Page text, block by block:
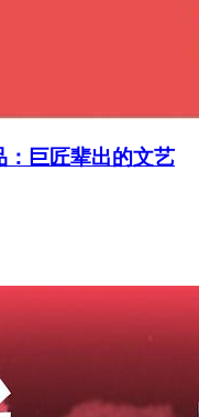
：巨匠辈出的文艺